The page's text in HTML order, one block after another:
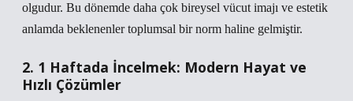
olgudur. Bu dönemde daha çok bireysel vücut imajı ve estetik
anlamda beklenenler toplumsal bir norm haline gelmiştir.
2. 1 Haftada İncelmek: Modern Hayat ve
Hızlı Çözümler